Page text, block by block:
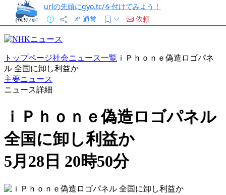
urlの先頭にgyo.tc/を付けてみよう！
通常
依頼